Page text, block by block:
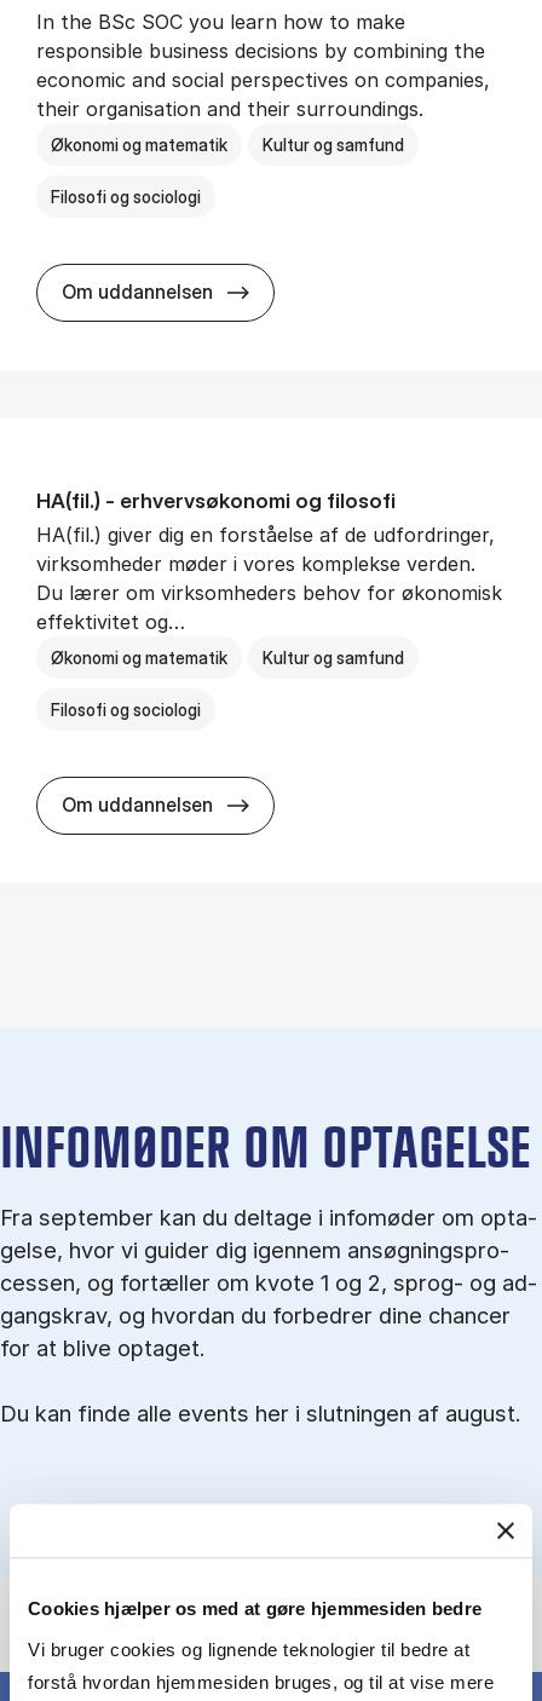
Cookies hjælper os med at gøre hjemmesiden bedre
Vi bruger cookies og lignende teknologier til bedre at
forstå hvordan hjemmesiden bruges, og til at vise mere
In the BSc SOC you learn how to make
responsible business decisions by combining the
economic and social perspectives on companies,
their organisation and their surroundings.
Økonomi og matematik Kultur og samfund
Filosofi og sociologi
Om uddannelsen BSc in Busi­ness Ad­min­is­tra­tion
HA(fil.) - erhvervs­økonomi og fi­lo­so­fi
HA(fil.) giver dig en forståelse af de udfordringer,
virksomheder møder i vores komplekse verden.
Du lærer om virksomheders behov for økonomisk
effektivitet og…
Økonomi og matematik Kultur og samfund
Filosofi og sociologi
Om uddannelsen HA(fil.) - erhvervs­økonomi og
IN­FO­MØ­DER OM OP­TA­GEL­SE
Fra september kan du del­tage i in­fo­mø­der om op­ta­
gel­se, hvor vi gu­i­der dig igen­nem an­søg­nings­pro­
ces­sen, og for­tæl­ler om kvo­te 1 og 2, sprog- og ad­
gangs­krav, og hvordan du forbedrer dine chancer
for at blive optaget.
Du kan finde alle events her i slutningen af august.